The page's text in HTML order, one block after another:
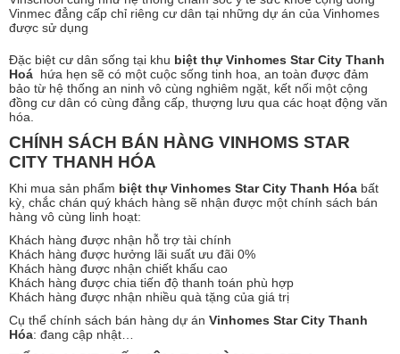
Vinmec đẳng cấp chỉ riêng cư dân tại những dự án của Vinhomes
được sử dụng
Đặc biệt cư dân sống tại khu biệt thự Vinhomes Star City Thanh
Hoá hứa hẹn sẽ có một cuộc sống tinh hoa, an toàn được đảm
bảo từ hệ thống an ninh vô cùng nghiêm ngặt, kết nối một cộng
đồng cư dân có cùng đẳng cấp, thượng lưu qua các hoạt động văn
hóa.
CHÍNH SÁCH BÁN HÀNG VINHOMS STAR
CITY THANH HÓA
Khi mua sản phẩm biệt thự Vinhomes Star City Thanh Hóa bất
kỳ, chắc chán quý khách hàng sẽ nhận được một chính sách bán
hàng vô cùng linh hoạt:
Khách hàng được nhận hỗ trợ tài chính
Khách hàng được hưởng lãi suất ưu đãi 0%
Khách hàng được nhận chiết khấu cao
Khách hàng được chia tiến độ thanh toán phù hợp
Khách hàng được nhận nhiều quà tặng của giá trị
Cụ thể chính sách bán hàng dự án Vinhomes Star City Thanh
Hóa: đang cập nhật…